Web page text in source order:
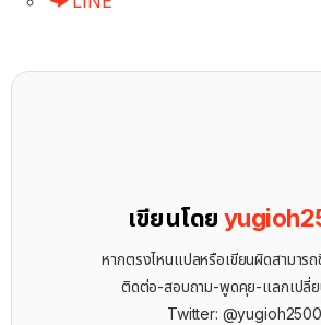
เขียนโดย
หากตรงไหนแปลหรือเขียนผิดสามารถ
ติดต่อ-สอบถาม-พูดคุย-แลกเปลี่ย
Twitter: @yugioh2500